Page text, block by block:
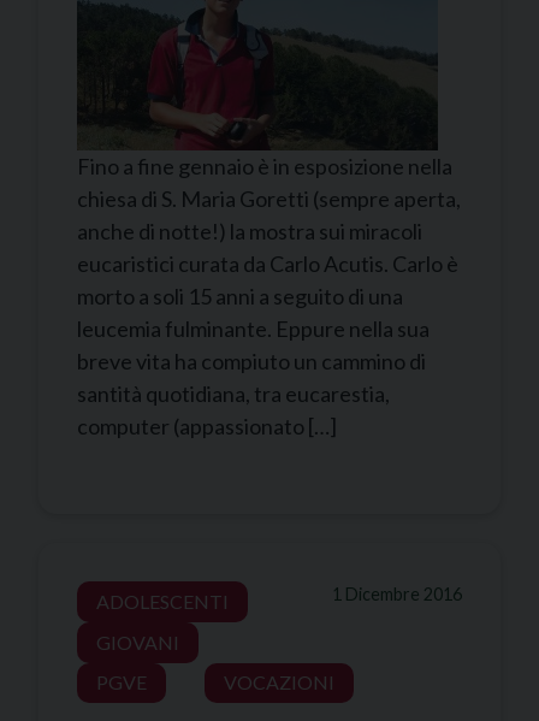
Fino a fine gennaio è in esposizione nella
chiesa di S. Maria Goretti (sempre aperta,
anche di notte!) la mostra sui miracoli
eucaristici curata da Carlo Acutis. Carlo è
morto a soli 15 anni a seguito di una
leucemia fulminante. Eppure nella sua
breve vita ha compiuto un cammino di
santità quotidiana, tra eucarestia,
computer (appassionato […]
1 Dicembre 2016
ADOLESCENTI
GIOVANI
PGVE
VOCAZIONI